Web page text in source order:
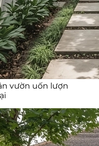
vườn uốn lượn